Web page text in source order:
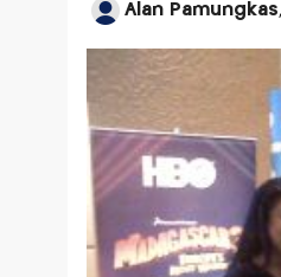
Alan Pamungkas